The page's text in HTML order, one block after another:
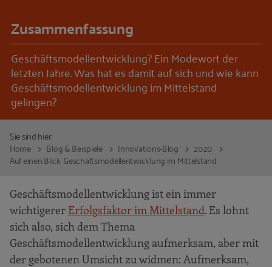
Zusammenfassung
Geschäftsmodellentwicklung? Ein Modewort der
letzten Jahre. Was hat es damit auf sich und wie kann
Geschäftsmodellentwicklung im Mittelstand
gelingen?
Sie sind hier:
Home
Blog & Beispiele Innovations-Blog
2020
Auf einen Blick: Geschäftsmodellentwicklung im Mittelstand
Geschäftsmodellentwicklung ist ein immer
wichtigerer Erfolgsfaktor im Mittelstand. Es lohnt
sich also, sich dem Thema
Geschäftsmodellentwicklung aufmerksam, aber mit
der gebotenen Umsicht zu widmen: Aufmerksam,